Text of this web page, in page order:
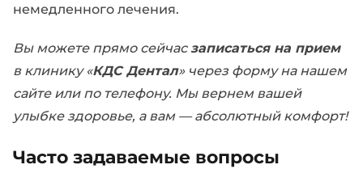
немедленного лечения.
Вы можете прямо сейчас записаться на прием
в клинику «КДС Дентал» через форму на нашем
сайте или по телефону. Мы вернем вашей
улыбке здоровье, а вам — абсолютный комфорт!
Часто задаваемые вопросы